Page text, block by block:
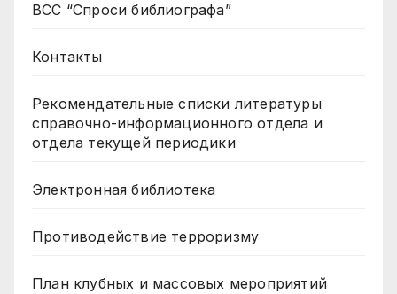
ВСС “Спроси библиографа”
Контакты
Рекомендательные списки литературы
справочно-информационного отдела и
отдела текущей периодики
Электронная библиотека
Противодействие терроризму
План клубных и массовых мероприятий